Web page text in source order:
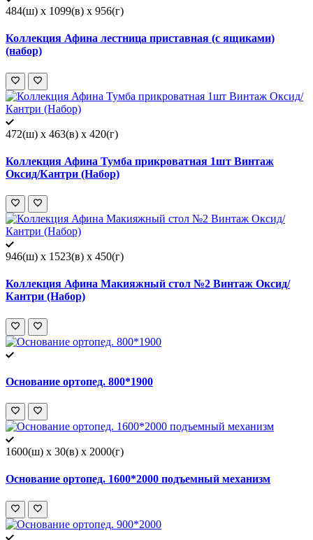
484(ш) x 1099(в) x 956(г)
Коллекция Афина лестница приставная (с ящиками)
(набор)
472(ш) x 463(в) x 420(г)
Коллекция Афина Тумба прикроватная 1шт Винтаж
Оксид/Кантри (Набор)
946(ш) x 1523(в) x 450(г)
Коллекция Афина Макияжный стол №2 Винтаж Оксид/
Кантри (Набор)
Основание ортопед. 800*1900
1600(ш) x 30(в) x 2000(г)
Основание ортопед. 1600*2000 подъемный механизм